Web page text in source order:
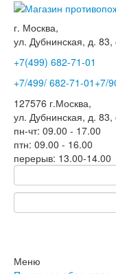
г. Москва,
ул. Дубнинская, д.
+7(499) 682-71-01
+7/499/ 682-71-01 +7/
127576 г.Москва,
ул. Дубнинская, д.
пн-чт: 09.00 - 17.00
птн: 09.00 - 16.00
перерыв: 13.00-14.00
Меню